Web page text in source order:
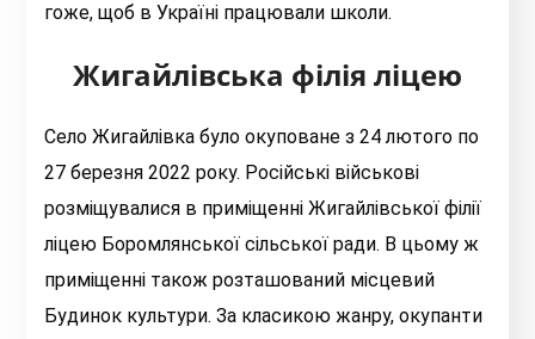
гоже, щоб в Україні працювали школи.
Жигайлівська філія ліцею
Село Жигайлівка було окуповане з 24 лютого по
27 березня 2022 року. Російські військові
розміщувалися в приміщенні Жигайлівської філії
ліцею Боромлянської сільської ради. В цьому ж
приміщенні також розташований місцевий
Будинок культури. За класикою жанру, окупанти